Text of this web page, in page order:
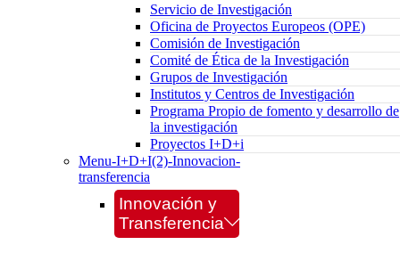
Servicio de Investigación
Oficina de Proyectos Europeos (OPE)
Comisión de Investigación
Comité de Ética de la Investigación
Grupos de Investigación
Institutos y Centros de Investigación
Programa Propio de fomento y desarrollo de
la investigación
Proyectos I+D+i
Menu-I+D+I(2)-Innovacion-
transferencia
Innovación y
Transferencia